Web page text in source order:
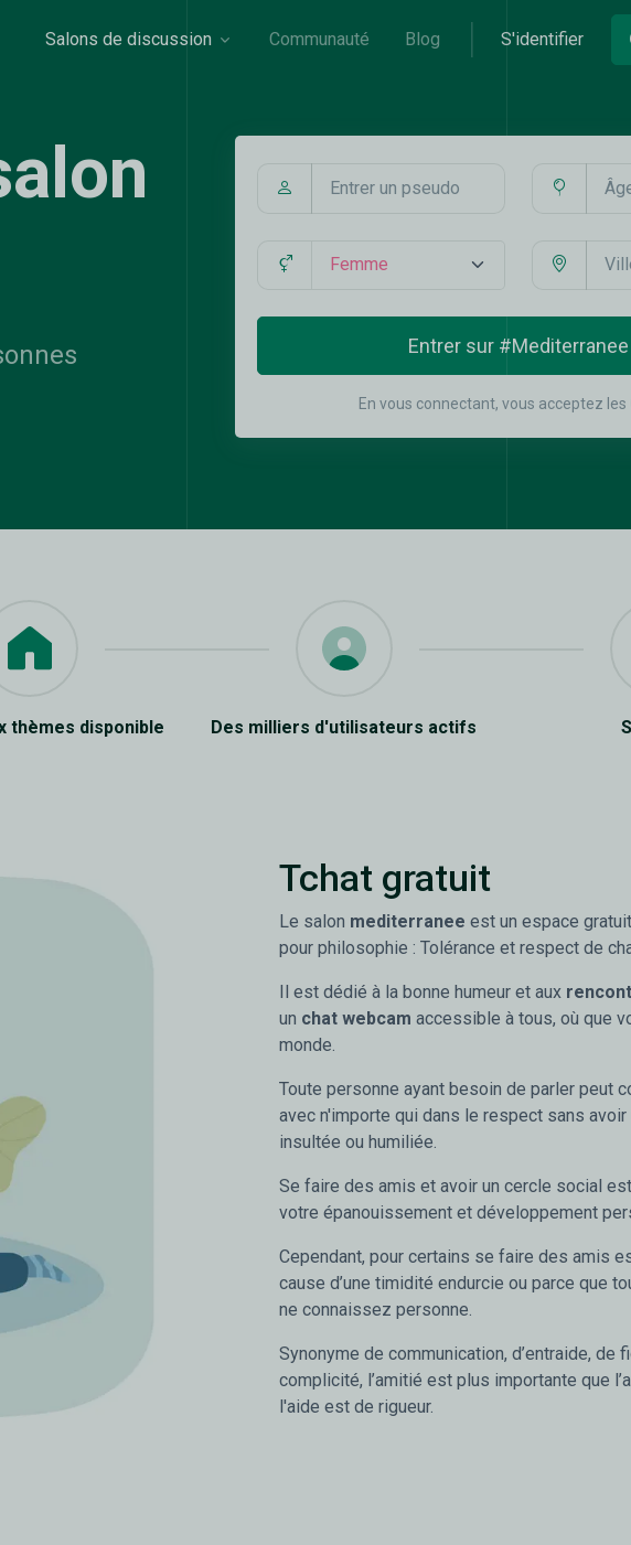
Salons de discussion Communauté Blog S'identifier
Entrer sur #Mediterranee
En vous connectant, vous acceptez les
thèmes disponible Des milliers d'utilisateurs actifs
Tchat gratuit
Le salon mediterranee est un espace
pour philosophie : Tolérance et respect de
Il est dédié à la bonne humeur et aux
un chat webcam accessible à tous, où que
monde.
Toute personne ayant besoin de parler peut
avec n'importe qui dans le respect sans avoir
insultée ou humiliée.
Se faire des amis et avoir un cercle social
votre épanouissement et développement
Cependant, pour certains se faire des amis
cause d’une timidité endurcie ou parce que
ne connaissez personne.
Synonyme de communication, d’entraide, de
complicité, l’amitié est plus importante que
l'aide est de rigueur.